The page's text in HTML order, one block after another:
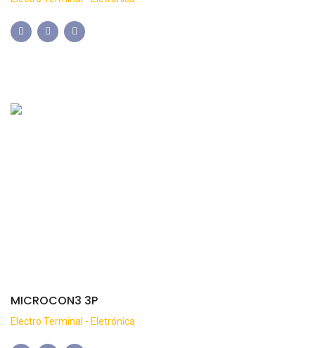
MICROCON3 3P
Electro Terminal - Eletrónica